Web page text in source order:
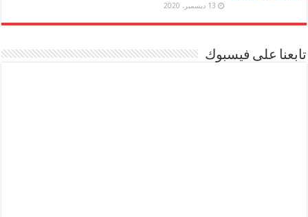
13 ديسمبر، 2020
تابعنا على فيسبوك